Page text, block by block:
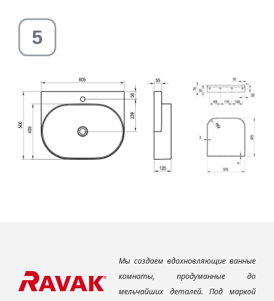
Мы создаем вдохновляющие ванные
комнаты, продуманные до
мельчайших деталей. Под маркой